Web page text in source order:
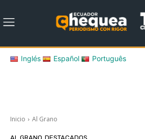
Inglés Español Português
Inicio Al Grano